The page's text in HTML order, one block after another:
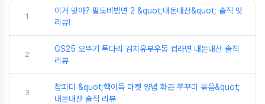
1
이거 맞아? 팔도비빔면 2 &quot;내돈내산&quot; 솔직 맛
리뷰!
2
GS25 오뚜기 투다리 김치유부우동 컵라면 내돈내산 솔직
리뷰
3
참피디 &quot;핵이득 마켓 양념 화끈 쭈꾸미 볶음&quot;
내돈내산 솔직 리뷰